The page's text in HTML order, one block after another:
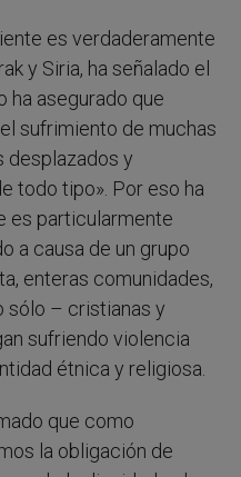
es verdaderamente
y Siria, ha señalado el
ha asegurado que
sufrimiento de muchas
desplazados y
todo tipo». Por eso ha
es particularmente
a causa de un grupo
enteras comunidades,
sólo – cristianas y
sufriendo violencia
étnica y religiosa.
que como
la obligación de